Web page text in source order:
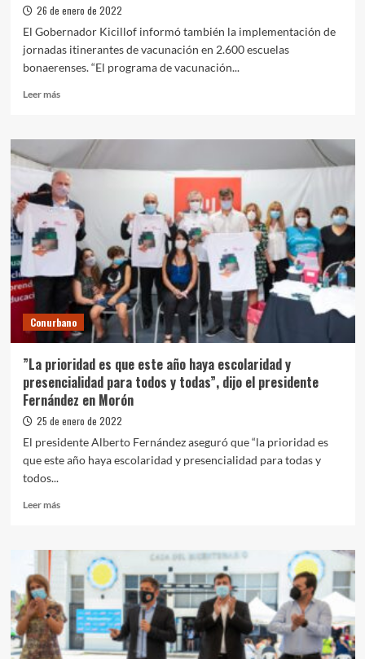
26 de enero de 2022
El Gobernador Kicillof informó también la implementación de
jornadas itinerantes de vacunación en 2.600 escuelas
bonaerenses. “El programa de vacunación...
Leer másLeer
La
Provincia
anunció
la
vacunación
libre
con
tercera
dosis
para
trabajadores
de
la
educación
mayores
de
50
años
Conurbano
”La prioridad es que este año haya escolaridad y
presencialidad para todos y todas”, dijo el presidente
Fernández en Morón
25 de enero de 2022
El presidente Alberto Fernández aseguró que “la prioridad es
que este año haya escolaridad y presencialidad para todas y
todos...
Leer másLeer
”La
prioridad
este
año
haya